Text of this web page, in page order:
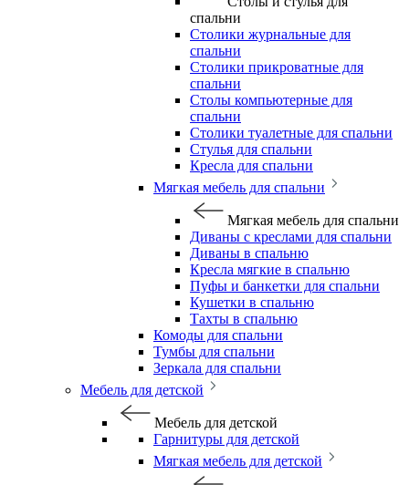
спальни
Столики журнальные для
спальни
Столики прикроватные для
спальни
Столы компьютерные для
спальни
Столики туалетные для спальни
Стулья для спальни
Кресла для спальни
Мягкая мебель для спальни
Мягкая мебель для спальни
Диваны с креслами для спальни
Диваны в спальню
Кресла мягкие в спальню
Пуфы и банкетки для спальни
Кушетки в спальню
Тахты в спальню
Комоды для спальни
Тумбы для спальни
Зеркала для спальни
Мебель для детской
Мебель для детской
Гарнитуры для детской
Мягкая мебель для детской